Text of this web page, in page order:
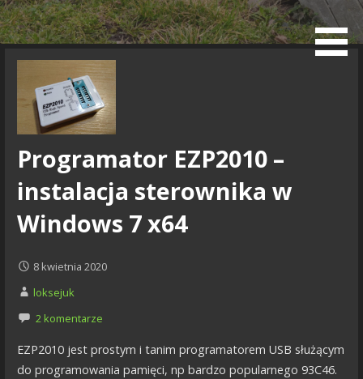
Przejdź
doBlog
Programator EZP2010 –
instalacja sterownika w
Windows 7 x64
8 kwietnia 2020
loksejuk
2 komentarze
EZP2010 jest prostym i tanim programatorem USB służącym
do programowania pamięci, np bardzo popularnego 93C46.